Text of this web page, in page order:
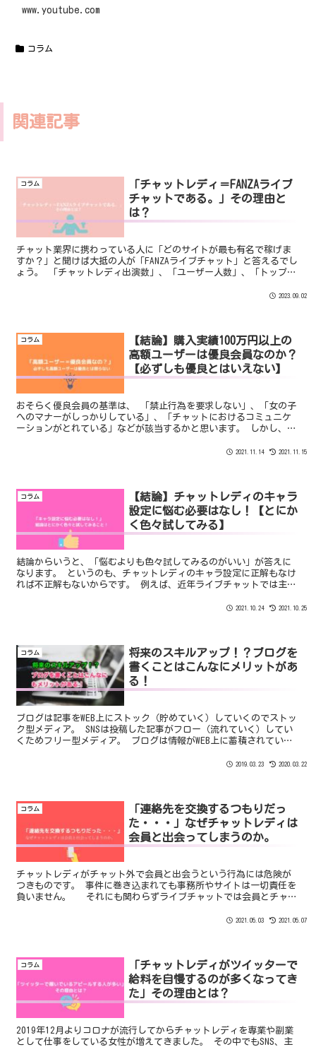
www.youtube.com
コラム
関連記事
コラム
「チャットレディ＝FANZAライブ
チャットである。」その理由と
は？
チャット業界に携わっている人に「どのサイトが最も有名で稼げま
すか？」と聞けば大抵の人が「FANZAライブチャット」と答えるでし
ょう。 「チャットレディ出演数」、「ユーザー人数」、「トップラ
2023.09.02
コラム
【結論】購入実績100万円以上の
高額ユーザーは優良会員なのか？
【必ずしも優良とはいえない】
おそらく優良会員の基準は、 「禁止行為を要求しない」、「女の子
へのマナーがしっかりしている」、「チャットにおけるコミュニケ
ーションがとれている」などが該当するかと思います。 しかし、い
2021.11.14 2021.11.15
コラム
【結論】チャットレディのキャラ
設定に悩む必要はなし！【とにか
く色々試してみる】
結論からいうと、「悩むよりも色々試してみるのがいい」が答えに
なります。 というのも、チャットレディのキャラ設定に正解もなけ
れば不正解もないからです。 例えば、近年ライブチャットでは主流
2021.10.24 2021.10.25
コラム
将来のスキルアップ！？ブログを
書くことはこんなにメリットがあ
る！
ブログは記事をWEB上にストック（貯めていく）していくのでストッ
ク型メディア。 SNSは投稿した記事がフロー（流れていく）してい
くためフリー型メディア。 ブログは情報がWEB上に蓄積されていく
2019.03.23 2020.03.22
コラム
「連絡先を交換するつもりだっ
た・・・」なぜチャットレディは
会員と出会ってしまうのか。
チャットレディがチャット外で会員と出会うという行為には危険が
つきものです。 事件に巻き込まれても事務所やサイトは一切責任を
負いません。 それにも関わらずライブチャットでは会員とチャッ
2021.05.03 2021.05.07
コラム
「チャットレディがツイッターで
給料を自慢するのが多くなってき
た」その理由とは？
2019年12月よりコロナが流行してからチャットレディを専業や副業
として仕事をしている女性が増えてきました。 その中でもSNS、主